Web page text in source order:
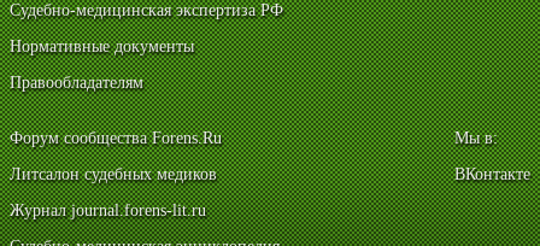
Судебно-медицинская экспертиза РФ
Нормативные документы
Правообладателям
Форум сообщества Forens.Ru
Литсалон судебных медиков
Журнал journal.forens-lit.ru
Мы в:
ВКонтакте